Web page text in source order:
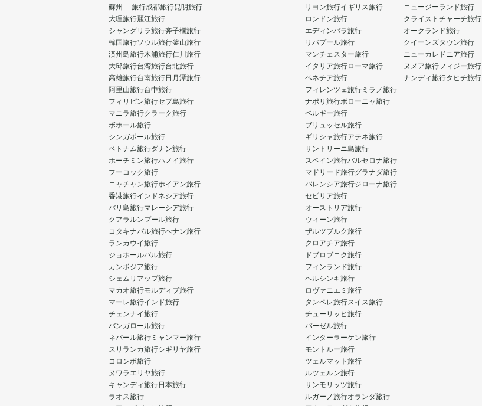
蘇州 旅行成都旅行昆明旅行
大理旅行麗江旅行
シャングリラ旅行奔子欄旅行
韓国旅行ソウル旅行釜山旅行
済州島旅行木浦旅行仁川旅行
大邱旅行台湾旅行台北旅行
高雄旅行台南旅行日月潭旅行
阿里山旅行台中旅行
フィリピン旅行セブ島旅行
マニラ旅行クラーク旅行
ボホール旅行
シンガポール旅行
ベトナム旅行ダナン旅行
ホーチミン旅行ハノイ旅行
フーコック旅行
ニャチャン旅行ホイアン旅行
香港旅行インドネシア旅行
バリ島旅行マレーシア旅行
クアラルンプール旅行
コタキナバル旅行ぺナン旅行
ランカウイ旅行
ジョホールバル旅行
カンボジア旅行
シェムリアップ旅行
マカオ旅行モルディブ旅行
マーレ旅行インド旅行
チェンナイ旅行
バンガロール旅行
ネパール旅行 ミャンマー旅行
スリランカ旅行シギリヤ旅行
コロンボ旅行
ヌワラエリヤ旅行
キャンディ旅行日本旅行
ラオス旅行
リヨン旅行イギリス旅行
ロンドン旅行
エディンバラ旅行
リバプール旅行
マンチェスター旅行
イタリア旅行ローマ旅行
ベネチア旅行
フィレンツェ旅行 ミラノ旅行
ナポリ旅行ボローニャ旅行
ベルギー旅行
ブリュッセル旅行
ギリシャ旅行アテネ旅行
サントリーニ島旅行
スペイン旅行バルセロナ旅行
マドリード旅行グラナダ旅行
バレンシア旅行ジローナ旅行
セビリア旅行
オーストリア旅行
ウィーン旅行
ザルツブルク旅行
クロアチア旅行
ドブロブニク旅行
フィンランド旅行
ヘルシンキ旅行
ロヴァニエミ旅行
タンペレ旅行スイス旅行
チューリッヒ旅行
バーゼル旅行
インターラーケン旅行
モントルー旅行
ツェルマット旅行
ルツェルン旅行
サンモリッツ旅行
ルガーノ旅行オランダ旅行
ニュージーランド旅行
クライストチャーチ旅行
オークランド旅行
クイーンズタウン旅行
ニューカレドニア旅行
ヌメア旅行フィジー旅行
ナンディ旅行タヒチ旅行